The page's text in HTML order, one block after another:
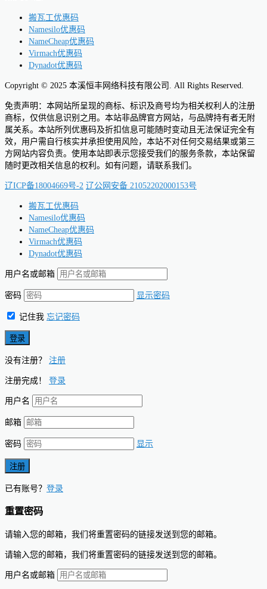
搬瓦工优惠码
Namesilo优惠码
NameCheap优惠码
Virmach优惠码
Dynadot优惠码
Copyright © 2025 本溪恒丰网络科技有限公司. All Rights Reserved.
免责声明：本网站所呈现的商标、标识及商号均为相关权利人的注册
商标，仅供信息识别之用。本站非品牌官方网站，与品牌持有者无附
属关系。本站所列优惠码及折扣信息可能随时变动且无法保证完全有
效，用户需自行核实并承担使用风险，本站不对任何交易结果或第三
方网站内容负责。使用本站即表示您接受我们的服务条款，本站保留
随时更改相关信息的权利。如有问题，请联系我们。
辽ICP备18004669号-2 辽公网安备 21052202000153号
搬瓦工优惠码
Namesilo优惠码
NameCheap优惠码
Virmach优惠码
Dynadot优惠码
用户名或邮箱
密码 显示密码
记住我 忘记密码
没有注册？ 注册
注册完成！ 登录
用户名
邮箱
密码 显示
已有账号？ 登录
重置密码
请输入您的邮箱，我们将重置密码的链接发送到您的邮箱。
请输入您的邮箱，我们将重置密码的链接发送到您的邮箱。
用户名或邮箱